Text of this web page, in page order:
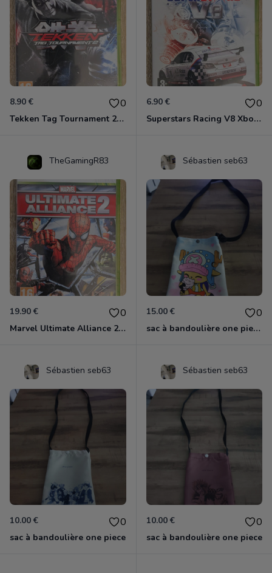
8.90 € 0
Tekken Tag Tournament 2 Xbox 360
6.90 € 0
Superstars Racing V8 Xbox 360
TheGamingR83
19.90 € 0
Marvel Ultimate Alliance 2 Xbox 360
Sébastien seb63
15.00 € 0
sac à bandoulière one piece chopper
Sébastien seb63
10.00 € 0
sac à bandoulière one piece
Sébastien seb63
10.00 € 0
sac à bandoulière one piece